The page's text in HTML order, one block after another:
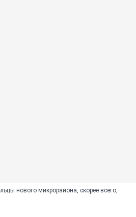
нового микрорайона, скорее всего,